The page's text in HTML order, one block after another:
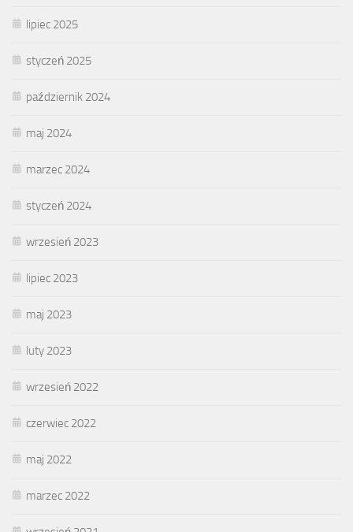
lipiec 2025
styczeń 2025
październik 2024
maj 2024
marzec 2024
styczeń 2024
wrzesień 2023
lipiec 2023
maj 2023
luty 2023
wrzesień 2022
czerwiec 2022
maj 2022
marzec 2022